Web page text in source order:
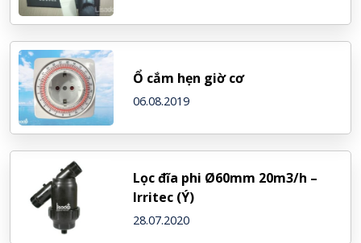
Ổ cắm hẹn giờ cơ
06.08.2019
Lọc đĩa phi Ø60mm 20m3/h –
Irritec (Ý)
28.07.2020